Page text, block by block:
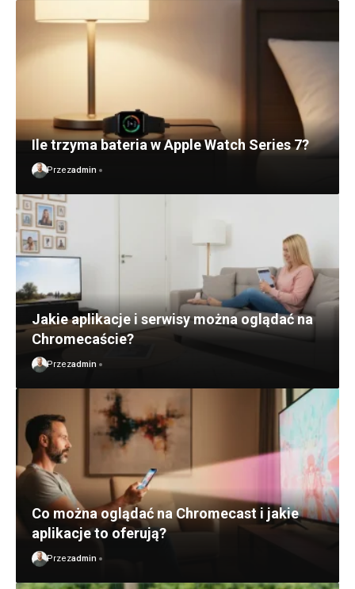
Ile trzyma bateria w Apple Watch Series 7?
Przezadmin
Jakie aplikacje i serwisy można oglądać na
Chromecaście?
Przezadmin
Co można oglądać na Chromecast i jakie
aplikacje to oferują?
Przezadmin